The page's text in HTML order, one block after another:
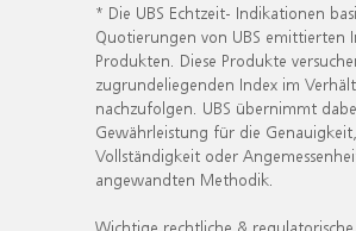
* Die UBS Echtzeit- Indikationen
Quotierungen von UBS emittierten
Produkten. Diese Produkte
zugrundeliegenden Index im
nachzufolgen. UBS übernimmt
Gewährleistung für die Genauigkeit,
Vollständigkeit oder
angewandten Methodik.